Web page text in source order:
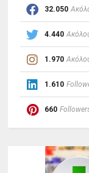
32.050
4.440
1.970
1.610
660